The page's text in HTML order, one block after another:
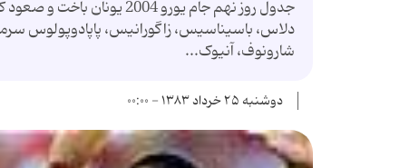
دلاس، باسیناسیس، زاگورانیس، پاپادوپولوس
شارونوف، آنیوک...
دوشنبه ۲۵ خرداد ۱۳۸۳ - ۰۰:۰۰